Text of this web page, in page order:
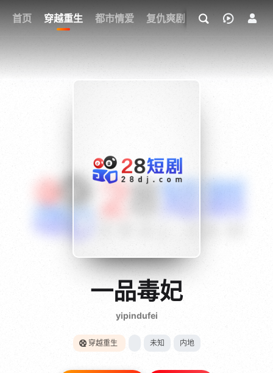
首页 穿越重生 都市情爱 复仇爽剧 玄幻武侠 奇幻
我的观影记录
{if condition="$obj.vod_points
28短剧一品毒妃
yipindufei
穿越重生 未知 内地